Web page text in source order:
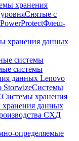
хранения
Снятые с
Флеш-
хранения данных
системы
системы
данных Lenovo
StorwizeСистемы
Системы хранения
данных
СХД
определяемые